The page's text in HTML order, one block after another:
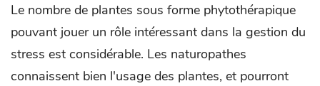
Le nombre de plantes sous forme phytothérapique
pouvant jouer un rôle intéressant dans la gestion du
stress est considérable. Les naturopathes
connaissent bien l'usage des plantes, et pourront